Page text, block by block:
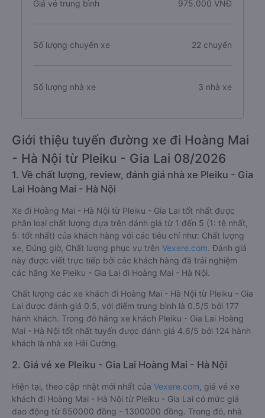
Giá vé trung bình 975.000 VNĐ
Số lượng chuyến xe 22 chuyến
Số lượng nhà xe 3 nhà xe
Giới thiệu tuyến đường xe đi Hoàng Mai
- Hà Nội từ Pleiku - Gia Lai 08/2026
1. Về chất lượng, review, đánh giá nhà xe Pleiku - Gia
Lai Hoàng Mai - Hà Nội
Xe đi Hoàng Mai - Hà Nội từ Pleiku - Gia Lai tốt nhất được
phân loại chất lượng dựa trên đánh giá từ 1 đến 5 (1: tệ nhất,
5: tốt nhất) của khách hàng với các tiêu chí như: Chất lượng
xe, Đúng giờ, Chất lượng phục vụ trên Vexere.com. Đánh giá
này được viết trực tiếp bởi các khách hàng đã trải nghiệm
các hãng Xe Pleiku - Gia Lai đi Hoàng Mai - Hà Nội.
Chất lượng các xe khách đi Hoàng Mai - Hà Nội từ Pleiku - Gia
Lai được đánh giá 0.5, với điểm trung bình là 0.5/5 bởi 177
hành khách. Trong đó hãng xe khách Pleiku - Gia Lai Hoàng
Mai - Hà Nội tốt nhất tuyến được đánh giá 4.6/5 bởi 124 hành
khách là nhà xe Hải Cường.
2. Giá vé xe Pleiku - Gia Lai Hoàng Mai - Hà Nội
Hiện tại, theo cập nhật mới nhất của Vexere.com , giá vé xe
khách đi Hoàng Mai - Hà Nội từ Pleiku - Gia Lai có mức giá
dao động từ 650000 đồng - 1300000 đồng. Trong đó, nhà